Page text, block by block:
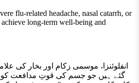
flu-related headache, nasal catarrh, or
long-term well-being and
گئے ہیں جو جسم کی قوتِ مدافعت کو